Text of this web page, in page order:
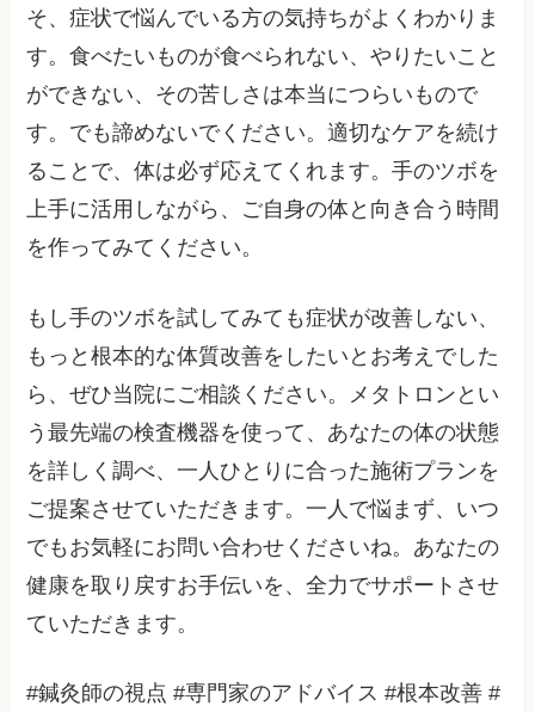
そ、症状で悩んでいる方の気持ちがよくわかりま
す。食べたいものが食べられない、やりたいこと
ができない、その苦しさは本当につらいもので
す。でも諦めないでください。適切なケアを続け
ることで、体は必ず応えてくれます。手のツボを
上手に活用しながら、ご自身の体と向き合う時間
を作ってみてください。
もし手のツボを試してみても症状が改善しない、
もっと根本的な体質改善をしたいとお考えでした
ら、ぜひ当院にご相談ください。メタトロンとい
う最先端の検査機器を使って、あなたの体の状態
を詳しく調べ、一人ひとりに合った施術プランを
ご提案させていただきます。一人で悩まず、いつ
でもお気軽にお問い合わせくださいね。あなたの
健康を取り戻すお手伝いを、全力でサポートさせ
ていただきます。
#鍼灸師の視点 #専門家のアドバイス #根本改善 #